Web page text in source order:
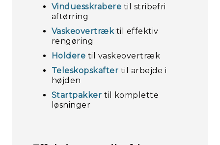
Vinduesskrabere til stribefri
aftørring
Vaskeovertræktil effektiv
rengøring
Holdere til vaskeovertræk
Teleskopskafter til arbejde i
højden
Startpakker til komplette
løsninger